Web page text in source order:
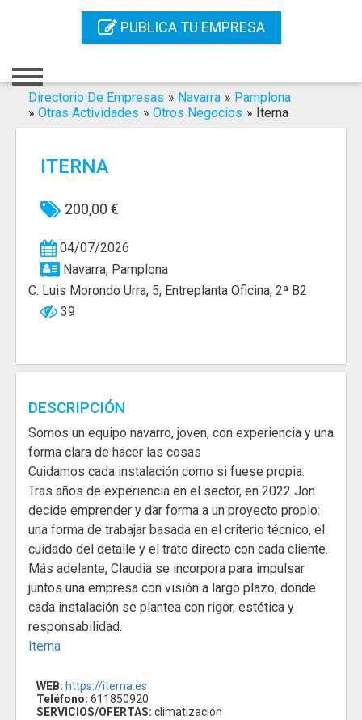
PUBLICA TU EMPRESA
Registro
Contacto
Servicios Online
Servicios SEO
Publica Tu Empresa
Buscar
Directorio De Empresas » Navarra » Pamplona
» Otras Actividades » Otros Negocios » Iterna
ITERNA
200,00 €
04/07/2026
Navarra, Pamplona
C. Luis Morondo Urra, 5, Entreplanta Oficina, 2ª B2
39
DESCRIPCIÓN
Somos un equipo navarro, joven, con experiencia y una
forma clara de hacer las cosas
Cuidamos cada instalación como si fuese propia.
Tras años de experiencia en el sector, en 2022 Jon
decide emprender y dar forma a un proyecto propio:
una forma de trabajar basada en el criterio técnico, el
cuidado del detalle y el trato directo con cada cliente.
Más adelante, Claudia se incorpora para impulsar
juntos una empresa con visión a largo plazo, donde
cada instalación se plantea con rigor, estética y
responsabilidad.
Iterna
WEB: https://iterna.es
Teléfono: 611850920
SERVICIOS/OFERTAS: climatización